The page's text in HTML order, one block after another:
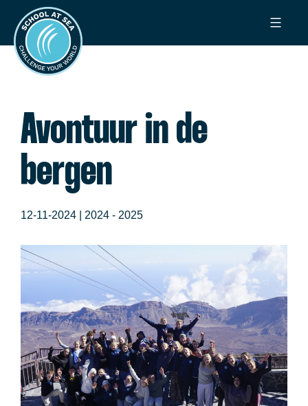
naar
inhoud
School
at
Sea
Avontuur in de
bergen
12-11-2024 | 2024 - 2025